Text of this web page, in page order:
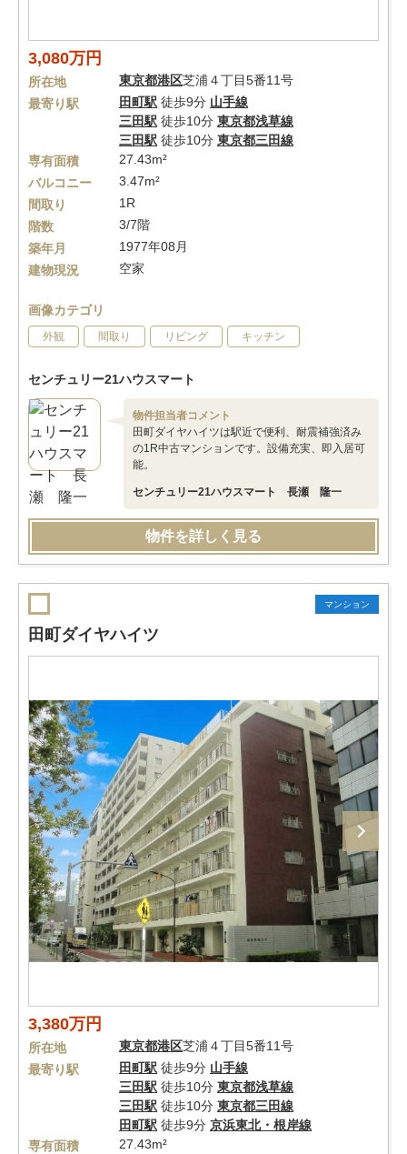
3,080万円
所在地 東京都港区芝浦４丁目5番11号
最寄り駅
田町駅 徒歩9分 山手線
三田駅 徒歩10分 東京都浅草線
三田駅 徒歩10分 東京都三田線
専有面積
27.43m²
バルコニー
3.47m²
間取り
1R
階数
3/7階
築年月
1977年08月
建物現況
空家
画像カテゴリ
外観 間取り リビング キッチン
センチュリー21ハウスマート
物件担当者コメント
田町ダイヤハイツは駅近で便利、耐震補強済み
の1R中古マンションです。設備充実、即入居可
能。
センチュリー21ハウスマート 長瀬 隆一
物件を詳しく見る
マンション
田町ダイヤハイツ
3,380万円
所在地 東京都港区芝浦４丁目5番11号
最寄り駅
田町駅 徒歩9分 山手線
三田駅 徒歩10分 東京都浅草線
三田駅 徒歩10分 東京都三田線
田町駅 徒歩9分 京浜東北・根岸線
専有面積
27.43m²